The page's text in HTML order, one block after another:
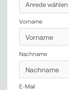
Anrede wählen
Vorname
Nachname
E-Mail